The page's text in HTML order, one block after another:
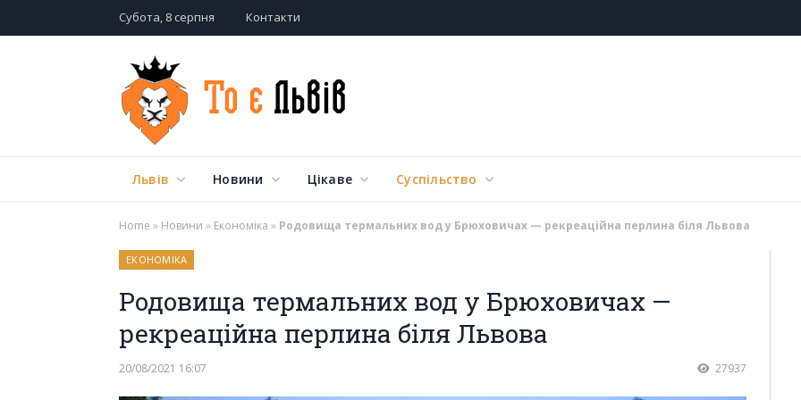
Субота, 8 серпня Контакти
Львів Новини Цікаве Суспільство
Home » Новини » Економіка » Родовища термальних вод у Брюховичах — рекреаційна перлина біля Львова
ЕКОНОМІКА
Родовища термальних вод у Брюховичах —
рекреаційна перлина біля Львова
20/08/2021 16:07 27937